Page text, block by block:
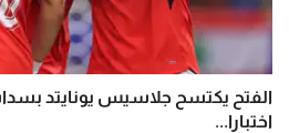
الفتح يكتسح جلاسيس يونايتد
اختبارا...